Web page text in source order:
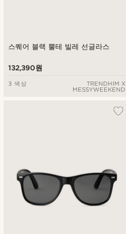
스퀘어 블랙 뿔테 빌레 선글라스
132,390원
3 색상
TRENDHIM X
MESSYWEEKEND